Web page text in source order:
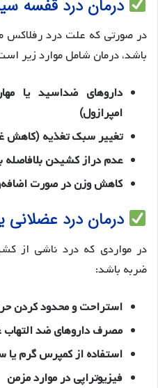
درمان درد قفسه
در صورتی که علت درد رفلاکس
باشد، درمان شامل موارد زیر
داروهای ضداسید یا
امپرازول)
تغییر سبک تغذیه (کاهش
عدم دراز کشیدن بلافاصله
کاهش وزن در صورت
درمان درد عضلانی
در مواردی که درد ناشی از
ضربه باشد:
استراحت و محدود کردن
مصرف داروهای ضد التهاب
استفاده از کمپرس گرم یا
فیزیوتراپی در موارد مزمن